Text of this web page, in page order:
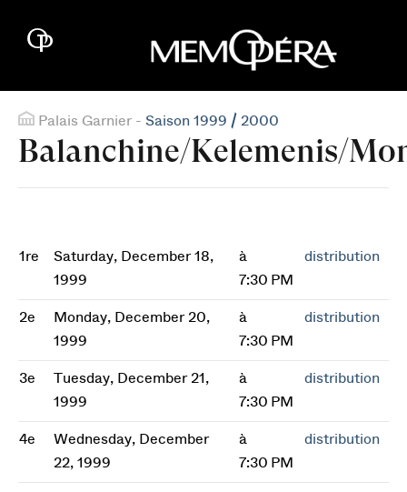
Palais Garnier - Saison 1999 / 2000
Balanchine/Kelemenis/
1re
Saturday, December 18,
1999
à
7:30 PM
distribution
2e
Monday, December 20,
1999
à
7:30 PM
distribution
3e
Tuesday, December 21,
1999
à
7:30 PM
distribution
4e
Wednesday, December
22, 1999
à
7:30 PM
distribution